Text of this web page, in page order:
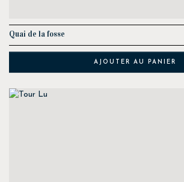
AJOUTER AU PANIER
Quai de la fosse